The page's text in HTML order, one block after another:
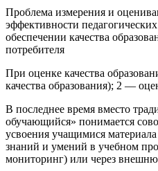
Проблема измерения и
эффективности
обеспечении качества
потребителя
При оценке качества
качества образования); 2 —
В последнее время вместо
обучающийся» понимается
усвоения учащимися
знаний и умений в учебном
мониторинг) или через